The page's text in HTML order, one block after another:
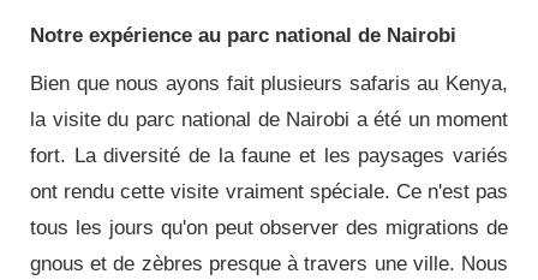
Notre expérience au parc national de Nairobi
Bien que nous ayons fait plusieurs safaris au Kenya,
la visite du parc national de Nairobi a été un moment
fort. La diversité de la faune et les paysages variés
ont rendu cette visite vraiment spéciale. Ce n'est pas
tous les jours qu'on peut observer des migrations de
gnous et de zèbres presque à travers une ville. Nous